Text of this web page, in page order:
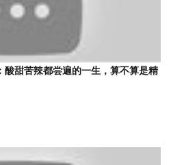
酸甜苦辣都尝遍的一生，算不算是精